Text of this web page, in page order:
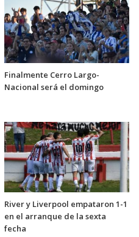
Finalmente Cerro Largo-
Nacional será el domingo
River y Liverpool empataron 1-1
en el arranque de la sexta
fecha